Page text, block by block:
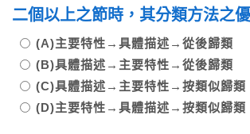
二個以上之節時，其分類方法之
(A)主要特性→具體描述→從後歸類
(B)具體描述→主要特性→從後歸類
(C)具體描述→主要特性→按類似歸類
(D)主要特性→具體描述→按類似歸類